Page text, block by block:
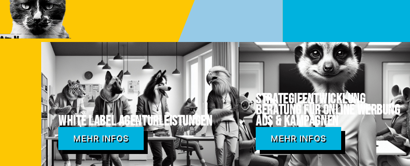
White Label Agenturleistungen
MEHR INFOS
Strategieentwicklung
Beratung für online Werbung
ADS & Kampagnen
MEHR INFOS